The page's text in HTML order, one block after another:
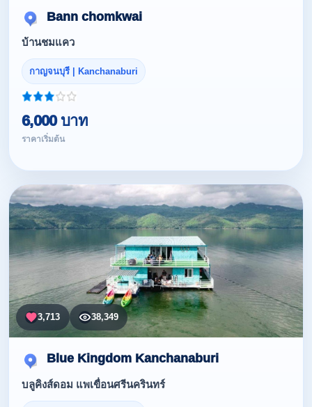
Bann chomkwai
บ้านชมแคว
กาญจนบุรี | Kanchanaburi
6,000 บาท
ราคาเริ่มต้น
3,713 38,349
Blue Kingdom Kanchanaburi
บลูคิงส์ดอม แพเขื่อนศรีนครินทร์